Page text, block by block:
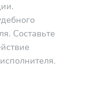
Составьте